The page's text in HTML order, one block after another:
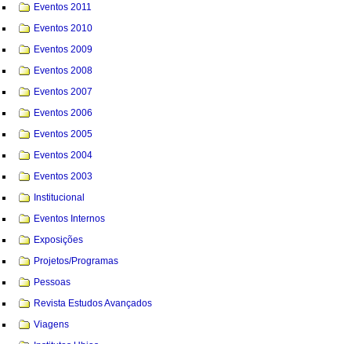
Eventos 2011
Eventos 2010
Eventos 2009
Eventos 2008
Eventos 2007
Eventos 2006
Eventos 2005
Eventos 2004
Eventos 2003
Institucional
Eventos Internos
Exposições
Projetos/Programas
Pessoas
Revista Estudos Avançados
Viagens